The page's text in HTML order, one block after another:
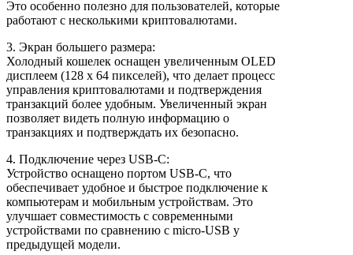
Это особенно полезно для пользователей, которые
работают с несколькими криптовалютами.
3. Экран большего размера:
Холодный кошелек оснащен увеличенным OLED
дисплеем (128 x 64 пикселей), что делает процесс
управления криптовалютами и подтверждения
транзакций более удобным. Увеличенный экран
позволяет видеть полную информацию о
транзакциях и подтверждать их безопасно.
4. Подключение через USB-C:
Устройство оснащено портом USB-C, что
обеспечивает удобное и быстрое подключение к
компьютерам и мобильным устройствам. Это
улучшает совместимость с современными
устройствами по сравнению с micro-USB у
предыдущей модели.